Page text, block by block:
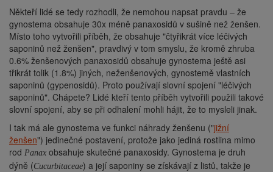
Někteří lidé se tedy rozhodli, že nemohou napsat pravdu – že
gynostema obsahuje 30x méně panaxosidů v sušině než ženšen.
Místo toho vytvořili příběh, že obsahuje "čtyřikrát více léčivých
saponinů než ženšen", pravdivý v tom smyslu, že kromě zhruba
0.6% ženšenových panaxosidů obsahuje gynostema ještě asi
třikrát tolik (1.8%) jiných, neženšenových, gynostemě vlastních
saponinů (gypenosidů). Proto používají slovní spojení "léčivých
saponinů". Chápete? Lidé kteří tento příběh vytvořili použili takové
slovní spojení, aby se při odhalení mohli hájit, že to mysleli jinak.
I tak má ale gynostema ve funkci náhrady ženšenu ("jižní
ženšen") jedinečné postavení, protože jako jediná rostlina mimo
rod Panax obsahuje skutečné panaxosidy. Gynostema je druh
dýně (Cucurbitaceae) a její saponiny se získávají z listů, takže je